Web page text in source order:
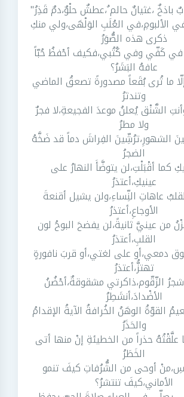
باذخٌ ،غثيانٌ حالم ٌ،عطشٌ حلْوٌ،دمٌ قَذِرُ"
الألبومِ،في العُلَبِ الوَلْهَى،ولي منكِ
ذكرى هذه الصُّوَرُ
في كَفّي وفي كُتُبي،فكيف أحْفظُ حُبّاً
عافهُ البَشَرُ؟
ما تُرى بُقَعاً مصدورةً تصعقُ الماضي
وتندثرُ
الشَّنْق يُعلنُ موعدَ الفجيعةِ،لا فجرٌ
ولا مطرُ
الشهورِ،ترُشِّينَ الفِراشَ دماً قد ضَخَّهُ
الضجرُ
كما أقْبَلْتِ،لن يتوضَّأَ النهارُ على
عينيكِ،أعتذرُ
عاهاتِ النِّساءِ،ولن يشيل أقنعةَ
الأوجاعِ،أعتذرُ
من عينيَّ ثانيةً،لن يفضحَ البوحُ لون
القلبِ،أعتذرُ
دمعي،أو على لغتي،أو قربَ نافورةٍ
تهتزُّ،أعتذرُ
الزّقّوم،ذاكرتي مشقوقةٌ،أحْضُنُ
الأضْدادَ،أنشَطِرُ
القوّةُ الوهَنُ الخُرافةُ الآيةُ الإقدامُ
والحَذَرُ
علَّقْتُهُ حذراً من الخطيئةِ إنْ منها أتى
الخَطَرُ
أوحى من الشُّرُفاتِ كيفَ تنمو
الأماني،كيفَ تنتشرُ؟